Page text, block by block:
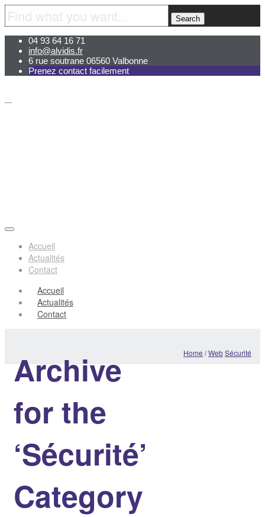
04 93 64 16 71
info@alvidis.fr
6 rue soutrane 06560 Valbonne
Prenez contact facilement
Accueil
Actualités
Contact
Accueil
Actualités
Contact
Archive
for the
‘Sécurité’
Category
Home /WebSécurité